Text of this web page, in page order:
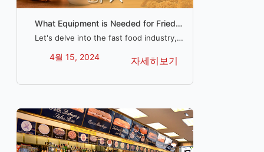
What Equipment is Needed for Fried
Chicken Business?
Let's delve into the fast food industry,
checklist for launching your very own
4월 15, 2024 자세히보기